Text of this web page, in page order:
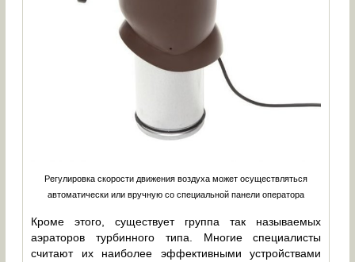
Регулировка скорости движения воздуха может осуществляться
автоматически или вручную со специальной панели оператора
Кроме этого, существует группа так называемых
аэраторов турбинного типа. Многие специалисты
считают их наиболее эффективными устройствами